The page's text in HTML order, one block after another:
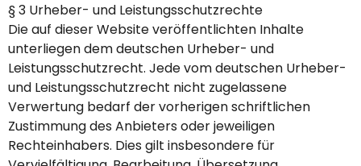
§ 3 Urheber- und Leistungsschutzrechte
Die auf dieser Website veröffentlichten Inhalte
unterliegen dem deutschen Urheber- und
Leistungsschutzrecht. Jede vom deutschen Urheber-
und Leistungsschutzrecht nicht zugelassene
Verwertung bedarf der vorherigen schriftlichen
Zustimmung des Anbieters oder jeweiligen
Rechteinhabers. Dies gilt insbesondere für